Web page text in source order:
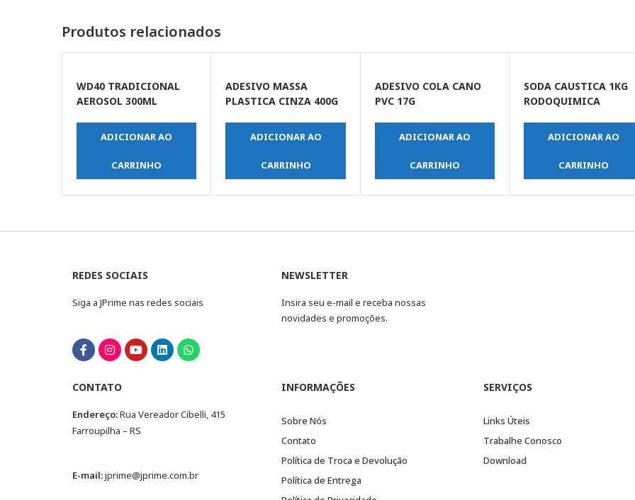
Produtos relacionados
WD40 TRADICIONAL
AEROSOL 300ML
ADICIONAR AO
CARRINHO
ADESIVO MASSA
PLASTICA CINZA 400G
ADICIONAR AO
CARRINHO
ADESIVO COLA CANO
PVC 17G
ADICIONAR AO
CARRINHO
SODA CAUSTICA 1KG
RODOQUIMICA
ADICIONAR AO
CARRINHO
REDES SOCIAIS
Siga a JPrime nas redes sociais
NEWSLETTER
Insira seu e-mail e receba nossas
novidades e promoções.
CONTATO
Endereço:Rua Vereador Cibelli, 415
Farroupilha – RS
E-mail:jprime@jprime.com.br
INFORMAÇÕES
Sobre Nós
Contato
Política de Troca e Devolução
Política de Entrega
SERVIÇOS
Links Úteis
Trabalhe Conosco
Download